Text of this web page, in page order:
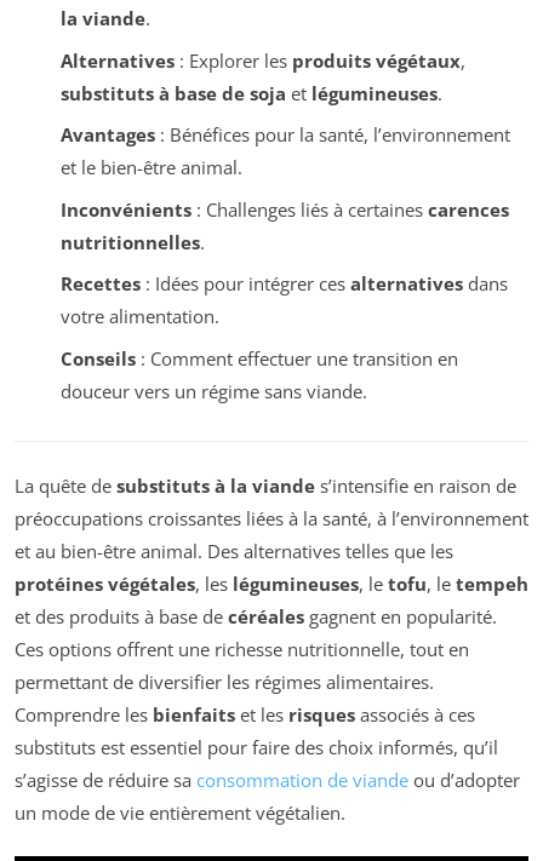
la viande.
Alternatives: Explorer les produits végétaux,
substituts à base de soja et légumineuses.
Avantages: Bénéfices pour la santé, l’environnement
et le bien-être animal.
Inconvénients: Challenges liés à certaines carences
nutritionnelles.
Recettes: Idées pour intégrer ces alternativesdans
votre alimentation.
Conseils: Comment effectuer une transition en
douceur vers un régime sans viande.
La quête de substituts à la viande s’intensifie en raison de
préoccupations croissantes liées à la santé, à l’environnement
et au bien-être animal. Des alternatives telles que les
protéines végétales, les légumineuses, le tofu, le tempeh
et des produits à base de céréales gagnent en popularité.
Ces options offrent une richesse nutritionnelle, tout en
permettant de diversifier les régimes alimentaires.
Comprendre les bienfaits et les risques associés à ces
substituts est essentiel pour faire des choix informés, qu’il
s’agisse de réduire sa consommation de viande ou d’adopter
un mode de vie entièrement végétalien.